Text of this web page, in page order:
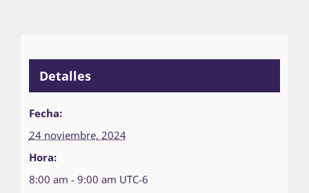
Detalles
Fecha:
24 noviembre, 2024
Hora:
8:00 am - 9:00 am UTC-6